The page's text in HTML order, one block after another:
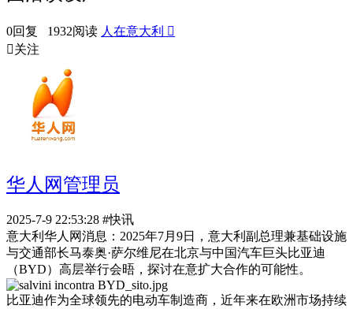
0回复 1932阅读 人在意大利 
关注
华人网管理员
2025-7-9 22:53:28 #快讯
意大利华人网消息：2025年7月9日，意大利副总理兼基础设施
与交通部长马泰奥·萨尔维尼在北京与中国汽车巨头比亚迪
（BYD）高层举行会晤，探讨在意扩大合作的可能性。
比亚迪作为全球领先的电动车制造商，近年来在欧洲市场持续